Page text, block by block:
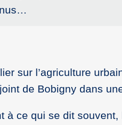
sur l’agriculture
de Bobigny dans
à ce qui se dit